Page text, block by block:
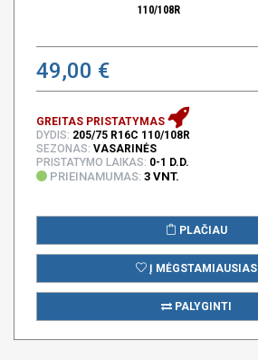
110/108R
49,00 €
GREITAS PRISTATYMAS
DYDIS: 205/75 R16C 110/108R
SEZONAS: VASARINĖS
PRISTATYMO LAIKAS: 0-1 D.D.
PRIEINAMUMAS: 3 VNT.
PLAČIAU
Į MĖGSTAMIAUSIAS
PALYGINTI